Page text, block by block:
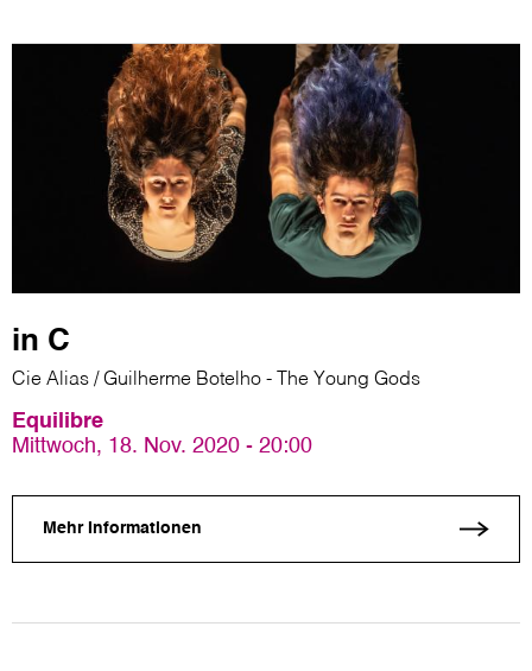
in C
Cie Alias / Guilherme Botelho - The Young Gods
Equilibre
Mittwoch, 18. Nov. 2020 - 20:00
Mehr Informationen